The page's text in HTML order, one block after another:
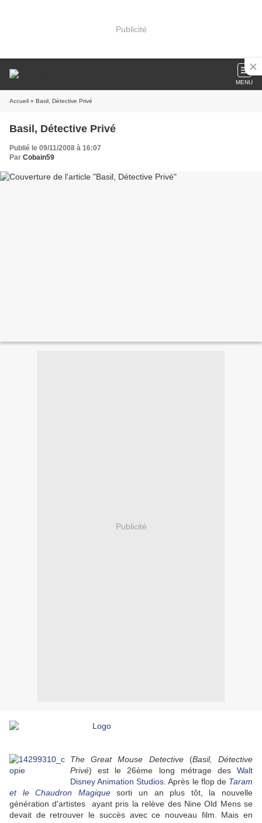
Publicité
MENU
Accueil » Basil, Détective Privé
Basil, Détective Privé
Publié le 09/11/2008 à 16:07
Par Cobain59
Publicité
The Great Mouse Detective(Basil, Détective
Privé) est le 26ème long métrage des Walt
Disney Animation Studios . Après le flop de Taram
et le Chaudron Magique
sorti un an plus tôt, la nouvelle
génération d'artistes ayant pris la relève des Nine Old Mens se
devait de retrouver le succès avec ce nouveau film. Mais en